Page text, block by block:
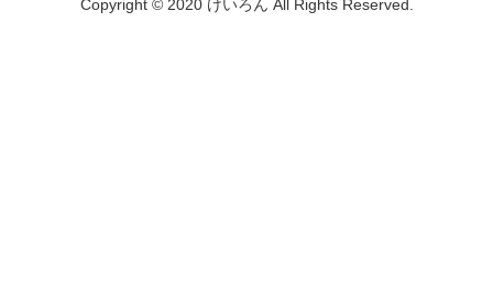
Copyright © 2020 けいろん All Rights Reserved.